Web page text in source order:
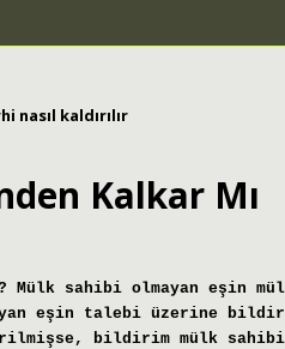
nasıl kaldırılır
Kalkar Mı
Mülk sahibi olmayan
eşin talebi üzerine
bildirim mülk sahibi